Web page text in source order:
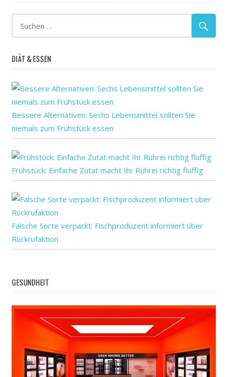
DIÄT & ESSEN
Bessere Alternativen: Sechs Lebensmittel sollten Sie
niemals zum Frühstück essen
Frühstück: Einfache Zutat macht Ihr Rührei richtig fluffig
Falsche Sorte verpackt: Fischproduzent informiert über
Rückrufaktion
GESUNDHEIT